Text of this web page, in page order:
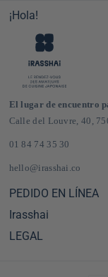
¡Hola!
El lugar de encuentro
Calle del Louvre, 40,
01 84 74 35 30
hello@irasshai.co
PEDIDO EN LÍNEA
Centro de ayuda y
Envíos y gastos de
Irasshai
Horario de la sede de la
LEGAL